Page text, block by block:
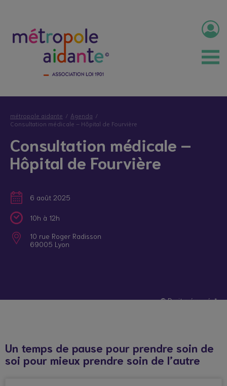
métropole aidante
Agenda
Consultation médicale – Hôpital de Fourvière
Consultation médicale –
Hôpital de Fourvière
6 août 2025
10h à 12h
10 rue Roger Radisson
69005 Lyon
© Droits réservés*
Un temps de pause pour prendre soin de
soi pour mieux prendre soin de l’autre